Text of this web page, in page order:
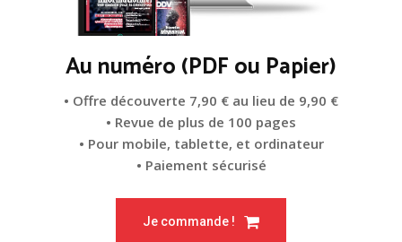
Au numéro (PDF ou Papier)
• Offre découverte 7,90 € au lieu de 9,90 €
• Revue de plus de 100 pages
• Pour mobile, tablette, et ordinateur
• Paiement sécurisé
Je commande !